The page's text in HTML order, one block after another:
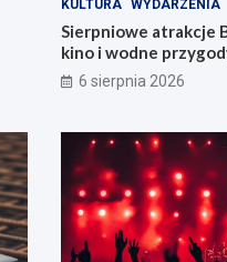
KULTURA WYDARZENIA
Sierpniowe atrakcje
kino i wodne
6 sierpnia 2026